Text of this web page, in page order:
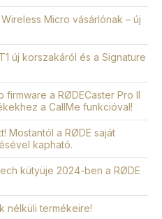
Micro vásárlónak – új
új korszakáról és a Signature
a RØDECaster Pro II
a CallMe funkcióval!
Mostantól a RØDE saját
kapható.
kütyüje 2024-ben a RØDE
nélküli termékeire!